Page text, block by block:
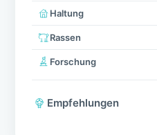
Haltung
Rassen
Forschung
Empfehlungen